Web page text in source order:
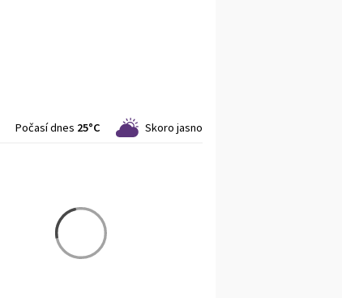
Počasí dnes 25°C Skoro jasno